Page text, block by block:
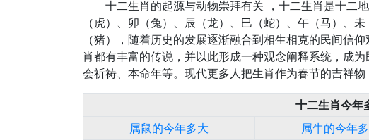
十二生肖的起源与动物崇拜有关 ，十二生肖是十二
（虎）、卯（兔）、辰（龙）、巳（蛇）、午（马）、
（猪），随着历史的发展逐渐融合到相生相克的民间信
肖都有丰富的传说，并以此形成一种观念阐释系统，成
会祈祷、本命年等。现代更多人把生肖作为春节的吉祥物
十二生肖今年
属鼠的今年多大
属牛的今年